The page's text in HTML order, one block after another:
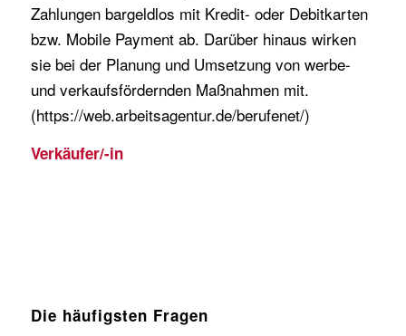
Zahlungen bargeldlos mit Kredit- oder Debitkarten
bzw. Mobile Payment ab. Darüber hinaus wirken
sie bei der Planung und Umsetzung von werbe-
und verkaufsfördernden Maßnahmen mit.
(https://web.arbeitsagentur.de/berufenet/)
Verkäufer/-in
Die häufigsten Fragen